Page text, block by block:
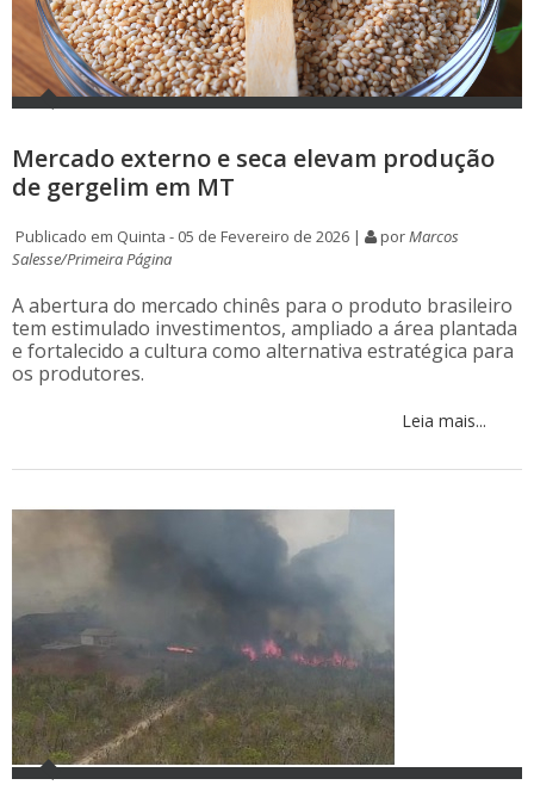
Mercado externo e seca elevam produção
de gergelim em MT
Publicado em Quinta - 05 de Fevereiro de 2026 | porMarcos
Salesse/Primeira Página
A abertura do mercado chinês para o produto brasileiro
tem estimulado investimentos, ampliado a área plantada
e fortalecido a cultura como alternativa estratégica para
os produtores.
Leia mais...